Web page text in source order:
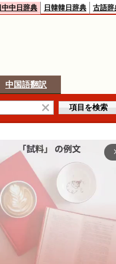
中中日辞典 日韓韓日辞典 古語辞
中国語翻訳
arrow_forward_ios